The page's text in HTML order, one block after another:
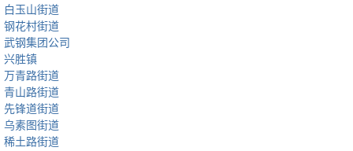
白玉山街道
钢花村街道
武钢集团公司
兴胜镇
万青路街道
青山路街道
先锋道街道
乌素图街道
稀土路街道